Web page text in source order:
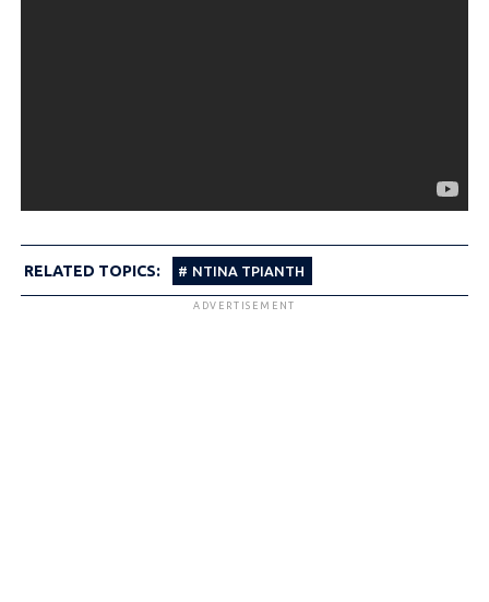
RELATED TOPICS: ΝΤΊΝΑ ΤΡΙΆΝΤΗ
ADVERTISEMENT